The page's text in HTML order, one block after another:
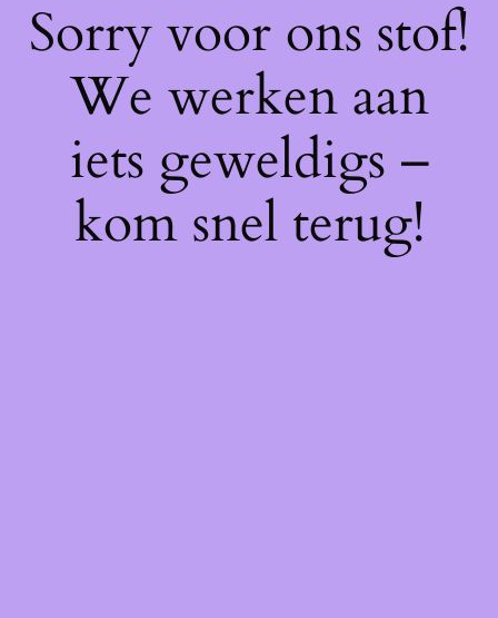
Sorry voor ons stof!
We werken aan
iets geweldigs –
kom snel terug!